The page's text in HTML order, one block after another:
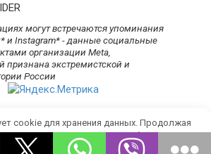
могут встречаются упоминания
и Instagram* - данные социальные
организации Meta,
признана экстремистской и
России
cookie для хранения данных. Продолжая
Вы даете свое согласие на работу с этими
файлами.
OK